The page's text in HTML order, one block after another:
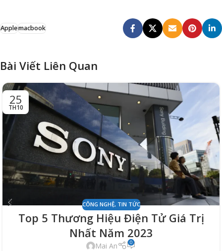
Applemacbook
Bài Viết Liên Quan
25
TH10
CÔNG NGHỆ, TIN TỨC
Top 5 Thương Hiệu Điện Tử Giá Trị
Nhất Năm 2023
Mai An 0